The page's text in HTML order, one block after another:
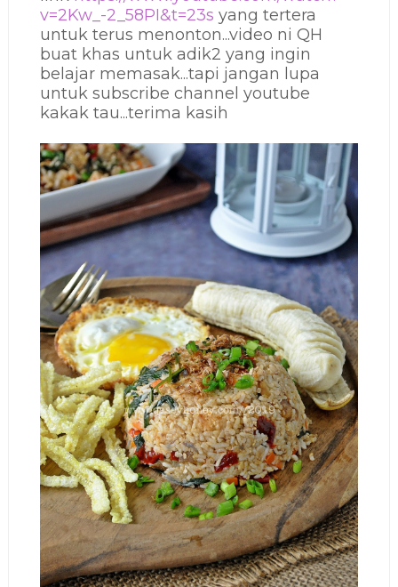
v=2Kw_-2_58PI&t=23s yang tertera
untuk terus menonton...video ni QH
buat khas untuk adik2 yang ingin
belajar memasak...tapi jangan lupa
untuk subscribe channel youtube
kakak tau...terima kasih